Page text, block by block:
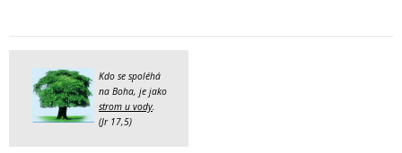
Kdo se spoléhá
na Boha, je jako
strom u vody.
(Jr 17,5)